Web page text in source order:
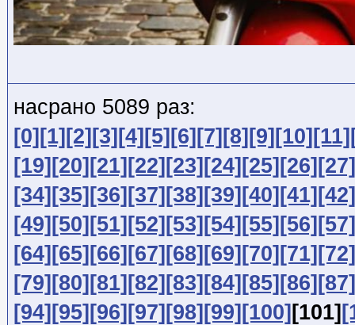
насрано 5089 раз:
[0] [1] [2] [3] [4] [5] [6] [7] [8] [9] [10] [11]
[19] [20] [21] [22] [23] [24] [25] [26] [27]
[34] [35] [36] [37] [38] [39] [40] [41] [42]
[49] [50] [51] [52] [53] [54] [55] [56] [57]
[64] [65] [66] [67] [68] [69] [70] [71] [72]
[79] [80] [81] [82] [83] [84] [85] [86] [87]
[94] [95] [96] [97] [98] [99] [100] [101]